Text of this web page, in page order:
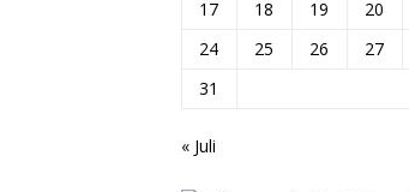
17
18 19 20
24
25 26 27
31
« Juli